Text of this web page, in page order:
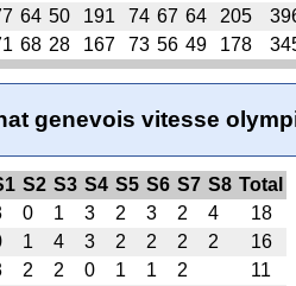
64 50 191 74 67 64 205
68 28 167 73 56 49 178
genevois vitesse
S2 S3 S4 S5 S6 S7 S8 Total
0 1 3 2 3 2 4
18
1 4 3 2 2 2 2
16
2 2 0 1 1 2
11